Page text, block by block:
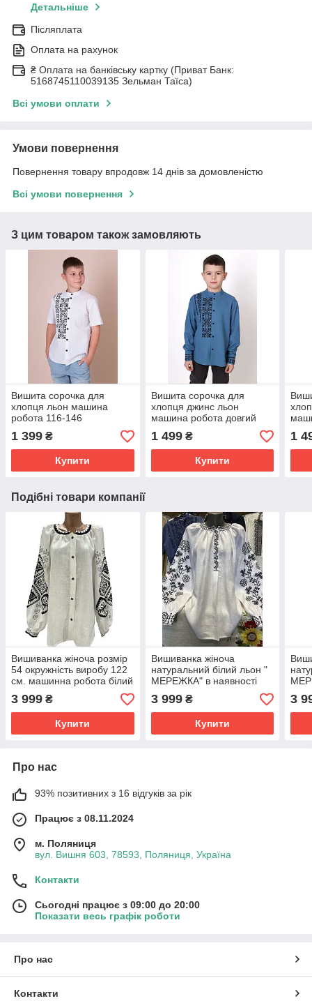
Детальніше
Післяплата
Оплата на рахунок
₴ Оплата на банківську картку (Приват Банк:
5168745110039135 Зельман Таїса)
Всі умови оплати
Умови повернення
Повернення товару впродовж 14 днів за домовленістю
Всі умови повернення
З цим товаром також замовляють
Вишита сорочка для
хлопця льон машина
робота 116-146
1 399 ₴
Купити
Вишита сорочка для
хлопця джинс льон
машина робота довгий
рукав ріст від.116 до 164
1 499₴
Купити
1
Подібні товари компанії
Вишиванка жіноча розмір
54 окружність виробу 122
см. машинна робота білий
3 999 ₴
Купити
Вишиванка жіноча
натуральний білий льон "
МЕРЕЖКА" в наявності
3 999₴
Купити
3
Про нас
93% позитивних з 16 відгуків за рік
Працює з 08.11.2024
м. Поляниця
вул. Вишня 603, 78593, Поляниця, Україна
Контакти
Сьогодні працює з 09:00 до 20:00
Показати весь графік роботи
Про нас
Контакти